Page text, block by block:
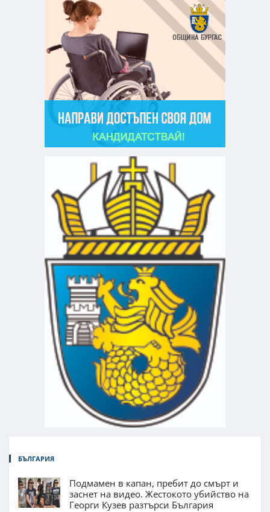
БЪЛГАРИЯ
Подмамен в капан, пребит до смърт и
заснет на видео. Жестокото убийство на
Георги Кузев разтърси България